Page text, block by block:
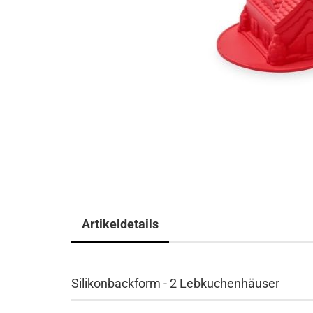
Artikeldetails
Silikonbackform - 2 Lebkuchenhäuser